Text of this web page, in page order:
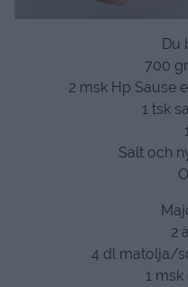
Du
700
2 msk Hp Sause
1 tsk
Salt och
2
4 dl matolja/
1